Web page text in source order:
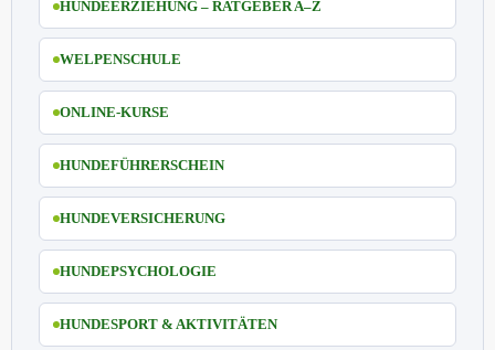
HUNDEERZIEHUNG – RATGEBER A–Z
WELPENSCHULE
ONLINE-KURSE
HUNDEFÜHRERSCHEIN
HUNDEVERSICHERUNG
HUNDEPSYCHOLOGIE
HUNDESPORT & AKTIVITÄTEN